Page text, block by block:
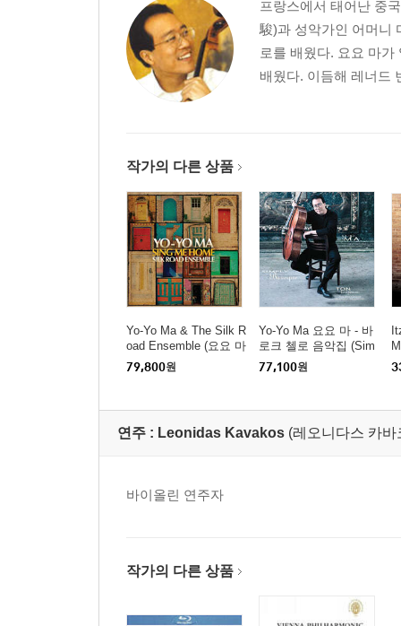
프랑스에서 태어난 중
駿)과 성악가인 어머니
로를 배웠다. 요요 마
배웠다. 이듬해 레너드
작가의 다른 상품
Yo-Yo Ma & The Silk R
oad Ensemble (요요 마
& 실크로드 앙상블) - S
ing Me Home [블루 컬
79,800원
Yo-Yo Ma 요요 마 - 바
로크 첼로 음악집 (Sim
ply Baroque) [청록 컬
러 2LP]
77,100원
연주 : Leonidas Kavakos (레오니다스 카바
바이올린 연주자
작가의 다른 상품